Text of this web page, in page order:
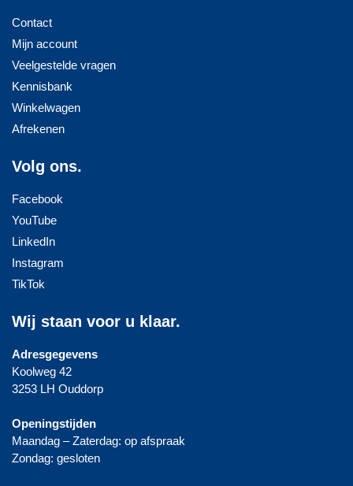
Contact
Mijn account
Veelgestelde vragen
Kennisbank
Winkelwagen
Afrekenen
Volg ons.
Facebook
YouTube
LinkedIn
Instagram
TikTok
Wij staan voor u klaar.
Adresgegevens
Koolweg 42
3253 LH Ouddorp
Openingstijden
Maandag – Zaterdag: op afspraak
Zondag: gesloten